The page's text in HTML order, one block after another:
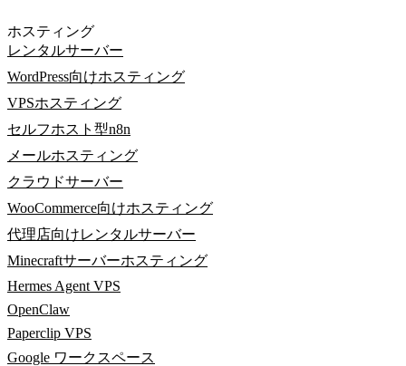
ホスティング
レンタルサーバー
WordPress向けホスティング
VPSホスティング
セルフホスト型n8n
メールホスティング
クラウドサーバー
WooCommerce向けホスティング
代理店向けレンタルサーバー
Minecraftサーバーホスティング
Hermes Agent VPS
OpenClaw
Paperclip VPS
Google ワークスペース